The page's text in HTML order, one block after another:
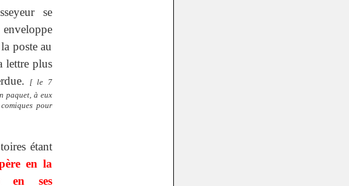
se
poste au
lettre plus
[ le 7
paquet, à eux
pour
étant
en la
en ses